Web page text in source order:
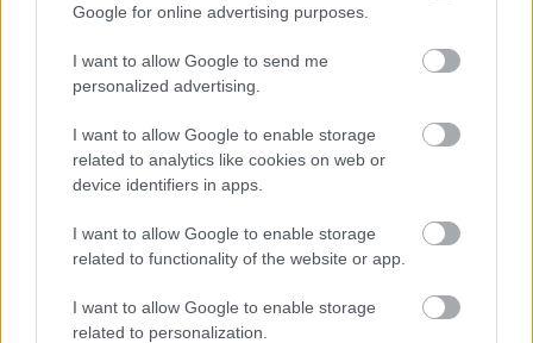
Google for online advertising purposes.
I want to allow Google to send me
personalized advertising.
I want to allow Google to enable storage
related to analytics like cookies on web or
device identifiers in apps.
I want to allow Google to enable storage
related to functionality of the website or app.
I want to allow Google to enable storage
related to personalization.